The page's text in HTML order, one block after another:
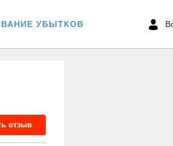
УБЫТКОВ
отзыв